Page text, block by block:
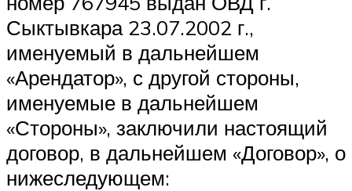
Сыктывкара 23.07.2002 г.,
именуемый в дальнейшем
«Арендатор», с другой стороны,
именуемые в дальнейшем
«Стороны», заключили настоящий
договор, в дальнейшем «Договор», о
нижеследующем: